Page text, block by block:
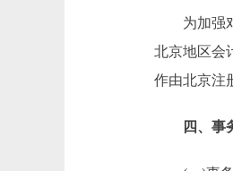
为加强对
北京地区会
作由北京注
四、事务